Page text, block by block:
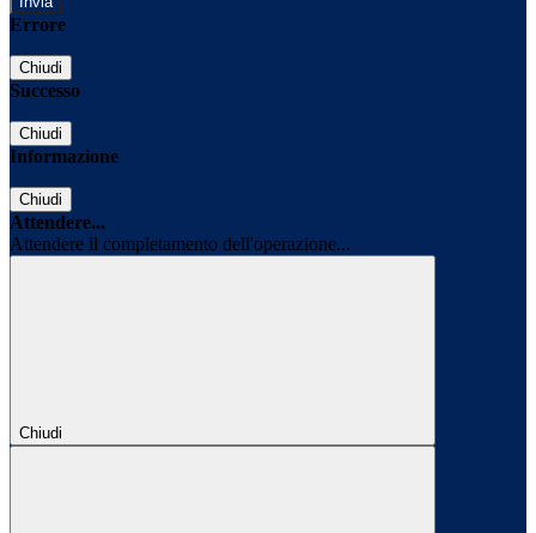
Errore
Chiudi
Successo
Chiudi
Informazione
Chiudi
Attendere...
Attendere il completamento dell'operazione...
Chiudi